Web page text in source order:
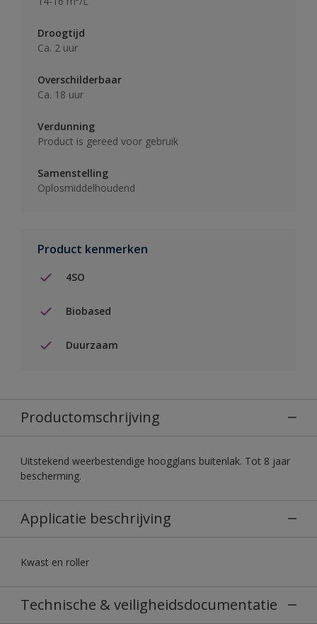
Droogtijd
Ca. 2 uur
Overschilderbaar
Ca. 18 uur
Verdunning
Product is gereed voor gebruik
Samenstelling
Oplosmiddelhoudend
Product kenmerken
4SO
Biobased
Duurzaam
Productomschrijving
Uitstekend weerbestendige hoogglans buitenlak. Tot 8 jaar
bescherming.
Applicatie beschrijving
Kwast en roller
Technische & veiligheidsdocumentatie